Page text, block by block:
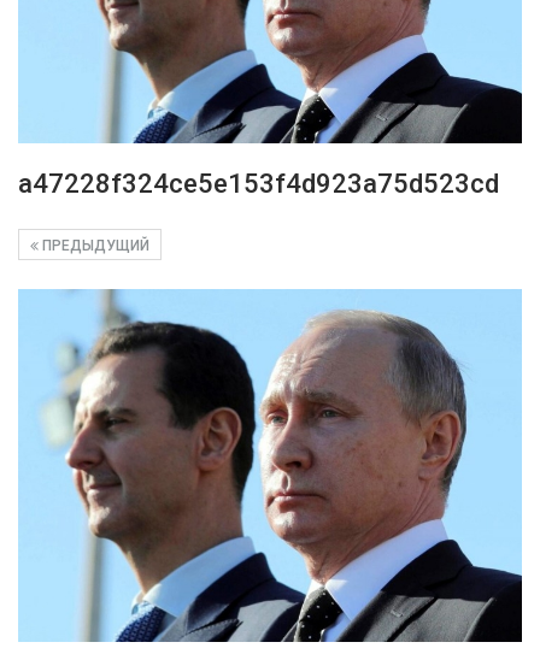
a47228f324ce5e153f4d923a75d523cd
ПРЕДЫДУЩИЙ